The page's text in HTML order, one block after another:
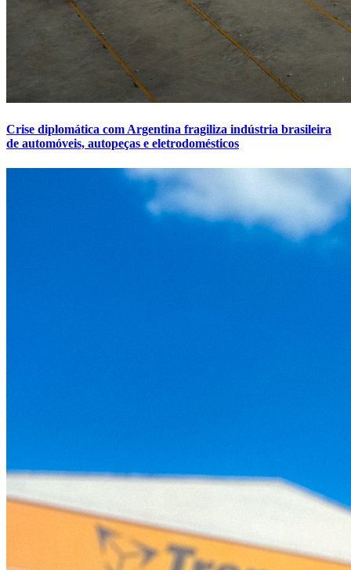
Crise diplomática com Argentina fragiliza indústria brasileira
de automóveis, autopeças e eletrodomésticos